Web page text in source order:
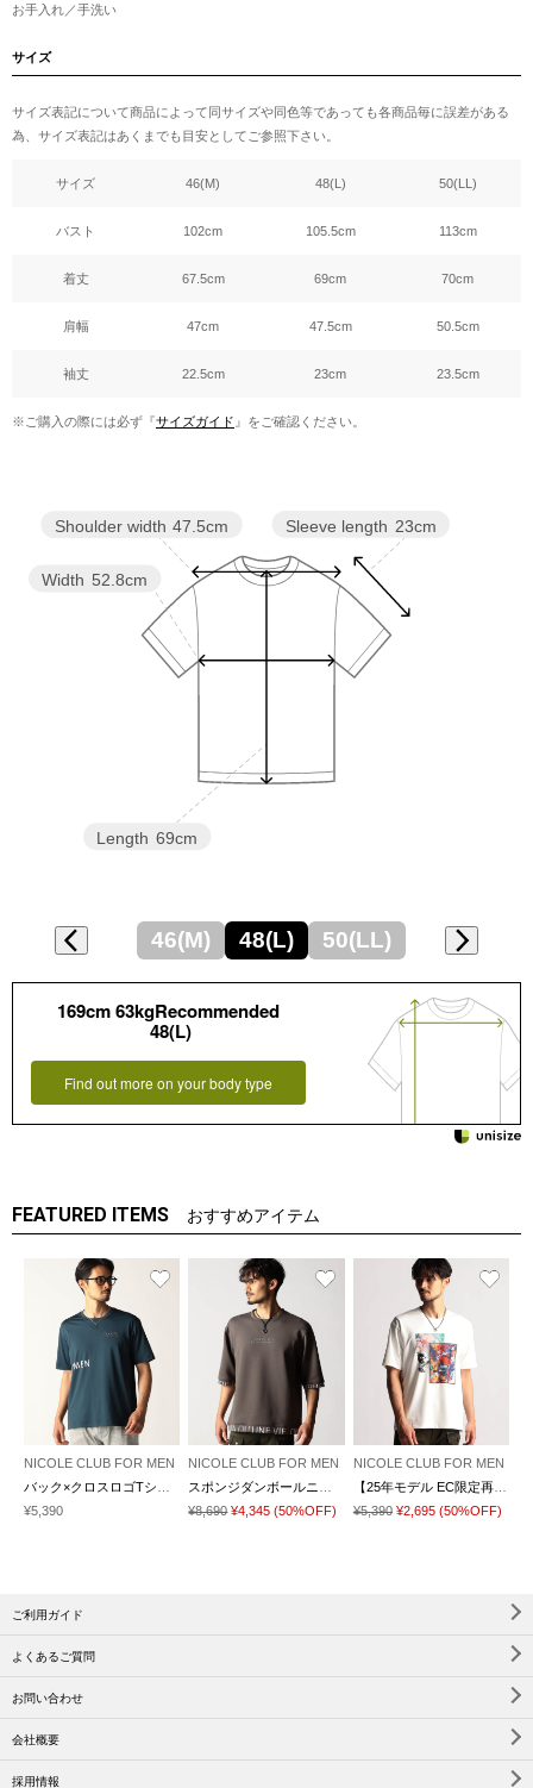
お手入れ／手洗い
サイズ
サイズ表記について商品によって同サイズや同色等であっても各商品毎に誤差がある
為、サイズ表記はあくまでも目安としてご参照下さい。
サイズ 46(M) 48(L) 50(LL)
バスト 102cm 105.5cm 113cm
着丈 67.5cm 69cm 70cm
肩幅 47cm 47.5cm 50.5cm
袖丈 22.5cm 23cm 23.5cm
※ご購入の際には必ず『サイズガイド 』をご確認ください。
Sleeve length 23cm
Length 69cm
Width 52.8cm
Shoulder width 47.5cm
46(M) 48(L) 50(LL)
169cm 63kgRecommended
48(L)
Find out more on your body type
FEATURED ITEMS おすすめアイテム
NICOLE CLUB FOR MEN
¥5,390
NICOLE CLUB FOR MEN
¥8,690 ¥4,345 (50%OFF)
NICOLE CLUB FOR MEN
【25年モデル EC限定再販売】アラカルトプリント半袖Ｔシャツ
¥5,390 ¥2,695 (50%OFF)
ご利用ガイド
よくあるご質問
お問い合わせ
会社概要
採用情報